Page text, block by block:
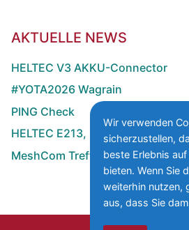
AKTUELLE NEWS
HELTEC V3 AKKU-Connector
#YOTA2026 Wagrain
PING Check
HELTEC E213, E290 mit MOS-
MeshCom Treffen zur HAMRADIO
Wir verwenden
sicherzustellen,
beste Erlebnis
bieten. Wenn Sie
weiterhin nutzen,
aus, dass Sie